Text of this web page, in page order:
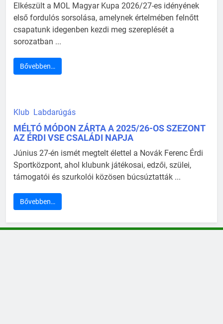
Elkészült a MOL Magyar Kupa 2026/27-es idényének
első fordulós sorsolása, amelynek értelmében felnőtt
csapatunk idegenben kezdi meg szereplését a
sorozatban ...
Bővebben…
Klub Labdarúgás
MÉLTÓ MÓDON ZÁRTA A 2025/26-OS SZEZONT
AZ ÉRDI VSE CSALÁDI NAPJA
Június 27-én ismét megtelt élettel a Novák Ferenc Érdi
Sportközpont, ahol klubunk játékosai, edzői, szülei,
támogatói és szurkolói közösen búcsúztatták ...
Bővebben…